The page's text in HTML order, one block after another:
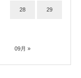
09月 »
28 29